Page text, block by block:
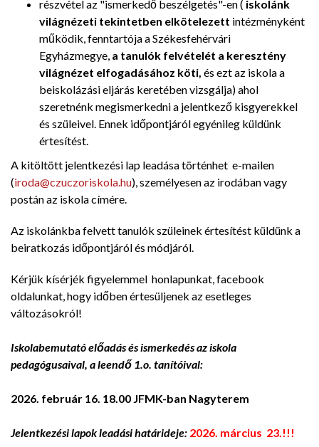
részvétel az "ismerkedő beszélgetés"-en ( iskolánk
világnézeti tekintetben elkötelezett intézményként
működik, fenntartója a Székesfehérvári
Egyházmegye, a tanulók felvételét a keresztény
világnézet elfogadásához köti, és ezt az iskola a
beiskolázási eljárás keretében vizsgálja) ahol
szeretnénk megismerkedni a jelentkező kisgyerekkel
és szüleivel. Ennek időpontjáról egyénileg küldünk
értesítést.
A kitöltött jelentkezési lap leadása történhet e-mailen
(iroda@czuczoriskola.hu), személyesen az irodában vagy
postán az iskola címére.
Az iskolánkba felvett tanulók szüleinek értesítést küldünk a
beiratkozás időpontjáról és módjáról.
Kérjük kísérjék figyelemmel honlapunkat, facebook
oldalunkat, hogy időben értesüljenek az esetleges
változásokról!
Iskolabemutató előadás és ismerkedés az iskola
pedagógusaival, a leendő 1.o. tanítóival:
2026. február 16. 18.00 JFMK-ban Nagyterem
Jelentkezési lapok leadási határideje: 2026. március 23.!!!